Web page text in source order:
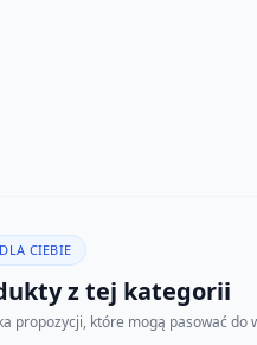
CIEBIE
z tej kategorii
propozycji, które mogą pasować do